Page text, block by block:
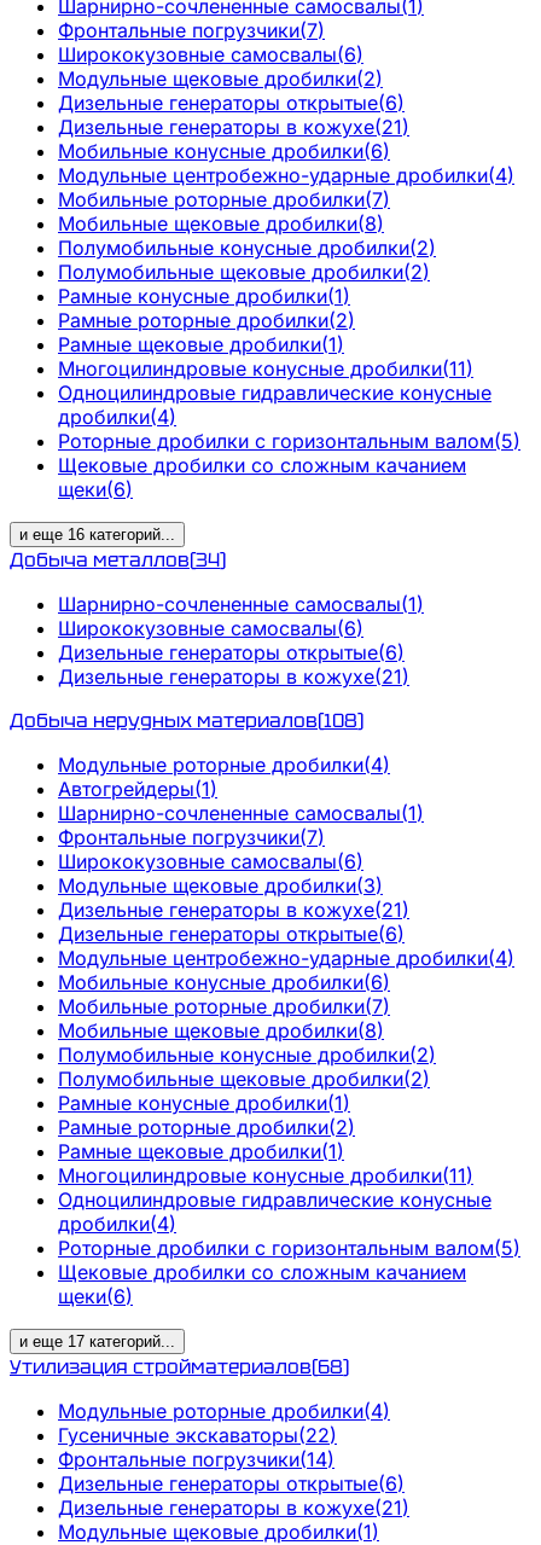
Шарнирно-сочлененные самосвалы(1 )
Фронтальные погрузчики(7)
Ширококузовные самосвалы(6)
Модульные щековые дробилки(2)
Дизельные генераторы открытые(6)
Дизельные генераторы в кожухе(21)
Мобильные конусные дробилки(6)
Модульные центробежно-ударные дробилки(4)
Мобильные роторные дробилки(7)
Мобильные щековые дробилки(8)
Полумобильные конусные дробилки(2)
Полумобильные щековые дробилки(2)
Рамные конусные дробилки(1)
Рамные роторные дробилки(2)
Рамные щековые дробилки(1)
Многоцилиндровые конусные дробилки(11)
Одноцилиндровые гидравлические конусные
дробилки(4)
Роторные дробилки с горизонтальным валом(5)
Щековые дробилки со сложным качанием
щеки(6)
и еще 16 категорий...
Добыча металлов(34)
Шарнирно-сочлененные самосвалы(1)
Ширококузовные самосвалы(6)
Дизельные генераторы открытые(6)
Дизельные генераторы в кожухе(21)
Добыча нерудных материалов(108)
Модульные роторные дробилки(4)
Автогрейдеры(1)
Шарнирно-сочлененные самосвалы(1)
Фронтальные погрузчики(7)
Ширококузовные самосвалы(6)
Модульные щековые дробилки(3)
Дизельные генераторы в кожухе(21)
Дизельные генераторы открытые(6)
Модульные центробежно-ударные дробилки(4)
Мобильные конусные дробилки(6)
Мобильные роторные дробилки(7)
Мобильные щековые дробилки(8)
Полумобильные конусные дробилки(2)
Полумобильные щековые дробилки(2)
Рамные конусные дробилки(1)
Рамные роторные дробилки(2)
Рамные щековые дробилки(1)
Многоцилиндровые конусные дробилки(11)
Одноцилиндровые гидравлические конусные
дробилки(4)
Роторные дробилки с горизонтальным валом(5)
Щековые дробилки со сложным качанием
щеки(6)
и еще 17 категорий...
Утилизация стройматериалов(68)
Модульные роторные дробилки(4)
Гусеничные экскаваторы(22)
Фронтальные погрузчики(14)
Дизельные генераторы открытые(6)
Дизельные генераторы в кожухе(21)
Модульные щековые дробилки(1)